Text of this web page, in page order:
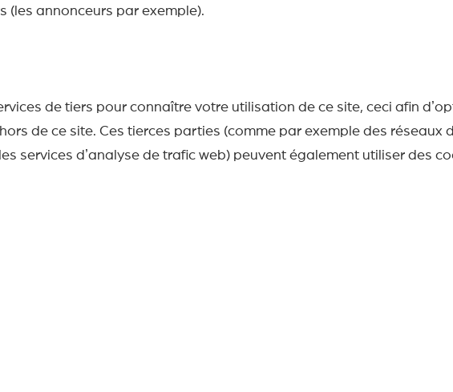
annonceurs par exemple).
de tiers pour connaître votre utilisation de ce site, ceci afin
de ce site. Ces tierces parties (comme par exemple des réseaux
services dʼanalyse de trafic web) peuvent également utiliser des